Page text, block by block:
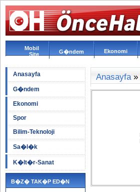
Mobil
Site
G�ndem Ekonomi
Anasayfa
G�ndem
Ekonomi
Spor
Bilim-Teknoloji
Sa�l�k
K�lt�r-Sanat
B�Z� TAK�P ED�N
Anasayfa»